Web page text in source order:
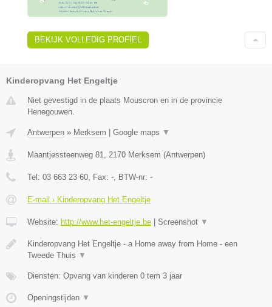
BEKIJK VOLLEDIG PROFIEL
Kinderopvang Het Engeltje
Niet gevestigd in de plaats Mouscron en in de provincie
Henegouwen.
Antwerpen » Merksem | Google maps ▼
Maantjessteenweg 81 2170 Merksem (Antwerpen)
Tel: 03 663 23 60 , Fax: - , BTW-nr: -
E-mail › Kinderopvang Het Engeltje
Website: http://www.het-engeltje.be | Screenshot ▼
Kinderopvang Het Engeltje - a Home away from Home - een
Tweede Thuis ▼
Diensten: Opvang van kinderen 0 tem 3 jaar
Openingstijden ▼